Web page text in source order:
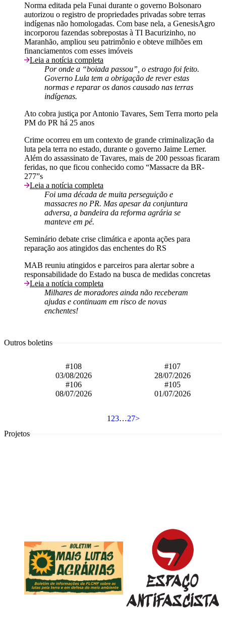
Norma editada pela Funai durante o governo Bolsonaro
autorizou o registro de propriedades privadas sobre terras
indígenas não homologadas. Com base nela, a GenesisAgro
incorporou fazendas sobrepostas à TI Bacurizinho, no
Maranhão, ampliou seu patrimônio e obteve milhões em
financiamentos com esses imóveis
Leia a notícia completa
Por onde a “boiada passou”, o estrago foi feito.
Governo Lula tem a obrigação de rever estas
normas e reparar os danos causado nas terras
indígenas.
Ato cobra justiça por Antonio Tavares, Sem Terra morto pela
PM do PR há 25 anos
Crime ocorreu em um contexto de grande criminalização da
luta pela terra no estado, durante o governo Jaime Lerner.
Além do assassinato de Tavares, mais de 200 pessoas ficaram
feridas, no que ficou conhecido como “Massacre da BR-
277”s
Leia a notícia completa
Foi uma década de muita perseguição e
massacres no PR. Mas apesar da conjuntura
adversa, a bandeira da reforma agrária se
manteve em pé.
Seminário debate crise climática e aponta ações para
reparação aos atingidos das enchentes do RS
MAB reuniu atingidos e parceiros para alertar sobre a
responsabilidade do Estado na busca de medidas concretas
Leia a notícia completa
Milhares de moradores ainda não receberam
ajudas e continuam em risco de novas
enchentes!
Outros boletins
#108
03/08/2026
#107
28/07/2026
#106
08/07/2026
#105
01/07/2026
1 23…27>
Projetos